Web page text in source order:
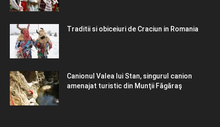
Traditii si obiceiuri de Craciun in Romania
Canionul Valea lui Stan, singurul canion
amenajat turistic din Munţii Făgăraş